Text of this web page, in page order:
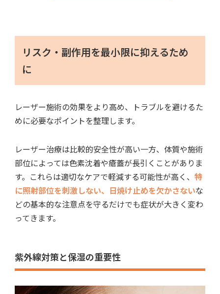
リスク・副作用を最小限に抑えるため
に
レーザー施術の効果をより高め、トラブルを避けるた
めに必要なポイントを整理します。
レーザー治療は比較的安全性が高い一方、体質や施術
部位によっては色素沈着や瘡蓋が長引くことがありま
す。これらは適切なケアで軽減する可能性が高く、 特
に照射部位を刺激しない、日焼け止めを欠かさないな
どの基本的な注意点を守るだけでも症状が大きく変わ
ってきます。
紫外線対策と保湿の重要性